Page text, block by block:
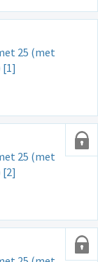
25 (met
25 (met